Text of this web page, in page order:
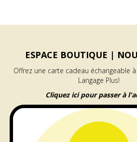
ESPACE BOUTIQUE |
Offrez une carte cadeau échangeable
Langage Plus!
Cliquez ici pour passer à
PROGRAMME
GÉNÉRATEUR |
RÉSIDENCE